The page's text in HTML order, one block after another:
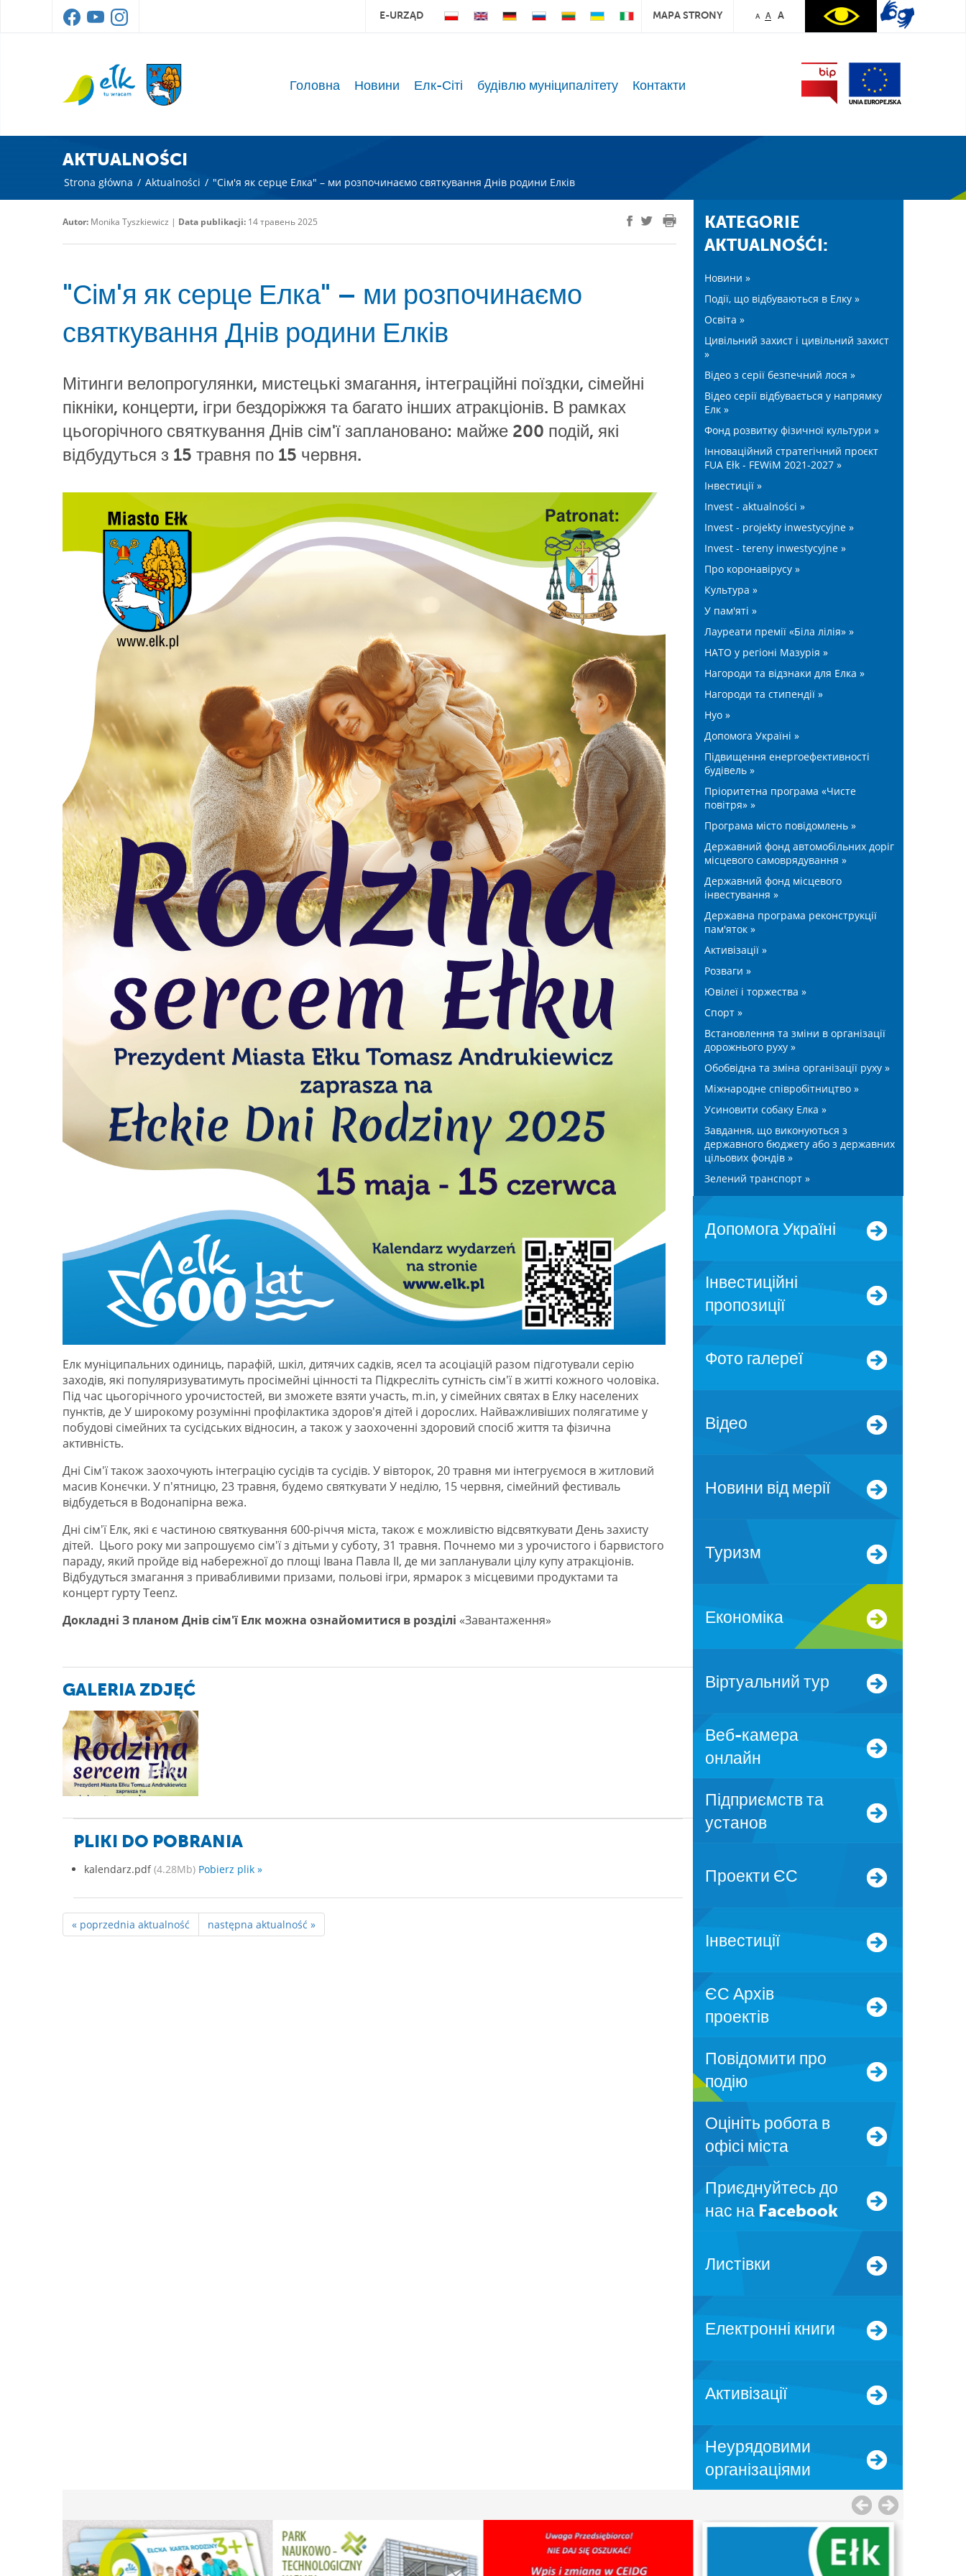
E-URZĄD MAPA STRONY A A A
Головна Новини Елк-Сіті будівлю муніципалітету Контакти
AKTUALNOŚCI
Strona główna / Aktualności / "Сім'я як серце Елка" – ми розпочинаємо святкування Днів родини Елків
Autor: Monika Tyszkiewicz | Data publikacji: 14 травень 2025
"Сім'я як серце Елка" – ми розпочинаємо
святкування Днів родини Елків
Мітинги велопрогулянки, мистецькі змагання, інтеграційні поїздки, сімейні
пікніки, концерти, ігри бездоріжжя та багато інших атракціонів. В рамках
цьогорічного святкування Днів сім'ї заплановано: майже 200 подій, які
відбудуться з 15 травня по 15 червня.
Елк муніципальних одиниць, парафій, шкіл, дитячих садків, ясел та асоціацій разом підготували серію
заходів, які популяризуватимуть просімейні цінності та Підкресліть сутність сім'ї в житті кожного чоловіка.
Під час цьогорічного урочистостей, ви зможете взяти участь, m.in, у сімейних святах в Елку населених
пунктів, де У широкому розумінні профілактика здоров'я дітей і дорослих. Найважливіших полягатиме у
побудові сімейних та сусідських відносин, а також у заохоченні здоровий спосіб життя та фізична
активність.
Дні Сім'ї також заохочують інтеграцію сусідів та сусідів. У вівторок, 20 травня ми інтегруємося в житловий
масив Конєчки. У п'ятницю, 23 травня, будемо святкувати У неділю, 15 червня, сімейний фестиваль
відбудеться в Водонапірна вежа.
Дні сім'ї Елк, які є частиною святкування 600-річчя міста, також є можливістю відсвяткувати День захисту
дітей. Цього року ми запрошуємо сім'ї з дітьми у суботу, 31 травня. Почнемо ми з урочистого і барвистого
параду, який пройде від набережної до площі Івана Павла II, де ми запланували цілу купу атракціонів.
Відбудуться змагання з привабливими призами, польові ігри, ярмарок з місцевими продуктами та
концерт гурту Teenz.
Докладні З планом Днів сім'ї Елк можна ознайомитися в розділі «Завантаження»
GALERIA ZDJĘĆ
PLIKI DO POBRANIA
kalendarz.pdf(4.28Mb) Pobierz plik »
« poprzednia aktualność następna aktualność »
KATEGORIE
AKTUALNOŚĆI:
Новини »
Події, що відбуваються в Елку »
Освіта »
Цивільний захист і цивільний захист
»
Відео з серії безпечний лося »
Відео серії відбувається у напрямку
Елк »
Фонд розвитку фізичної культури »
Інноваційний стратегічний проєкт
FUA Ełk - FEWiM 2021-2027 »
Інвестиції »
Invest - aktualności »
Invest - projekty inwestycyjne »
Invest - tereny inwestycyjne »
Про коронавірусу »
Культура »
У пам'яті »
Лауреати премії «Біла лілія» »
НАТО у регіоні Мазурія »
Нагороди та відзнаки для Елка »
Нагороди та стипендії »
Нуо »
Допомога Україні »
Підвищення енергоефективності
будівель »
Пріоритетна програма «Чисте
повітря» »
Програма місто повідомлень »
Державний фонд автомобільних доріг
місцевого самоврядування »
Державний фонд місцевого
інвестування »
Державна програма реконструкції
пам'яток »
Активізації »
Розваги »
Ювілеї і торжества »
Спорт »
Встановлення та зміни в організації
дорожнього руху »
Обобвідна та зміна організації руху »
Міжнародне співробітництво »
Усиновити собаку Елка »
Завдання, що виконуються з
державного бюджету або з державних
цільових фондів »
Зелений транспорт »
допомога Україні
Інвестиційні
пропозиції
Фото галереї
Відео
Новини від мерії
Туризм
Економіка
Віртуальний тур
Веб-камера
онлайн
Підприємств та
установ
Проекти ЄС
Інвестиції
ЄС Архів
проектів
Повідомити про
подію
Оцініть робота в
офісі міста
Приєднуйтесь до
нас на Facebook
Листівки
Електронні книги
Активізації
Неурядовими
організаціями